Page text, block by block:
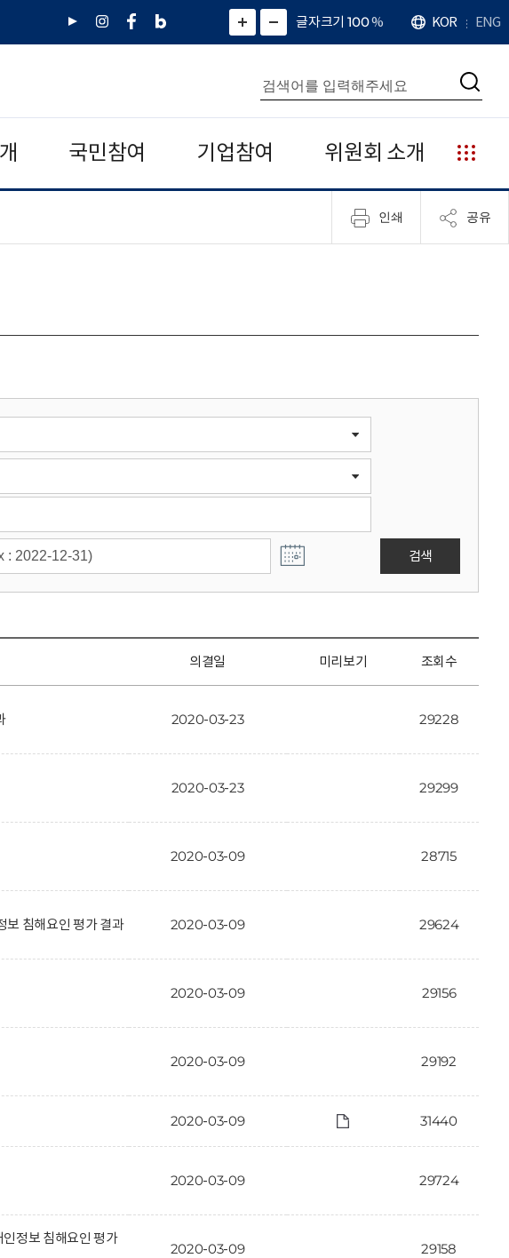
유
인
페
네
그
)
화
면
면
소
확
대
치
글자크기 100%
언
어
KOR ENG
통
합
검
색
검
국민참여 기업참여 위원회 소개
누
리
집
안
인쇄 공유
검색
의결일 미리보기 조회수
2020-03-23 29228
2020-03-23 29299
2020-03-09 28715
보 침해요인 평가 결과 2020-03-09 29624
2020-03-09 29156
2020-03-09 29192
2020-03-09 31440
2020-03-09 29724
정보 침해요인 평가
2020-03-09 29158